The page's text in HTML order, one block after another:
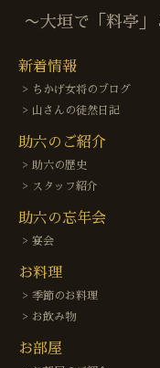
〜大垣で「料亭
新着情報
ちかげ女将のブログ
山さんの徒然日記
助六のご紹介
助六の歴史
スタッフ紹介
助六の忘年会
宴会
お料理
季節のお料理
お飲み物
お部屋